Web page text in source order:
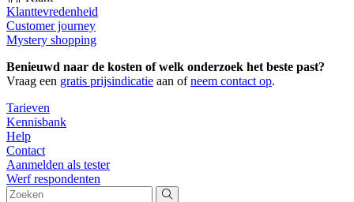
Klanttevredenheid
Customer journey
Mystery shopping
Benieuwd naar de kosten of welk onderzoek het beste past?
Vraag een gratis prijsindicatie aan ofneem contact op.
Tarieven
Kennisbank
Help
Contact
Aanmelden als tester
Werf respondenten